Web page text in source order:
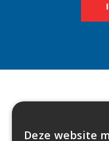
Deze website